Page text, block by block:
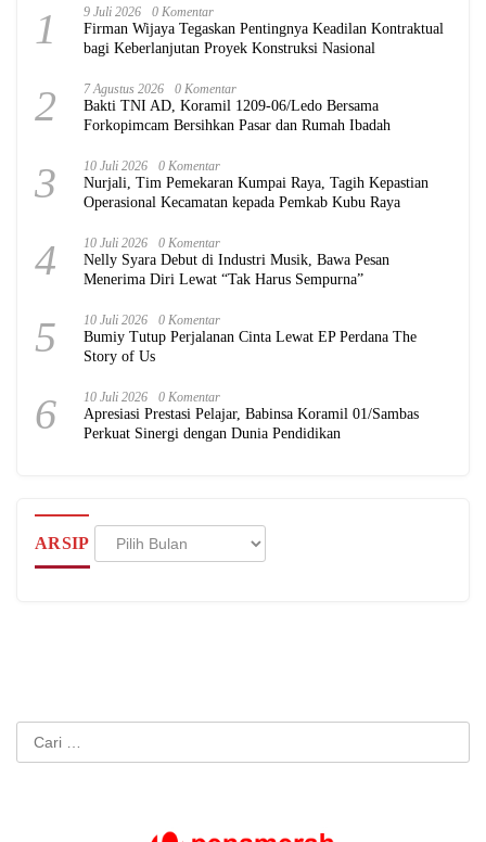
1 9 Juli 2026 0 Komentar
Firman Wijaya Tegaskan Pentingnya Keadilan Kontraktual
bagi Keberlanjutan Proyek Konstruksi Nasional
2 7 Agustus 2026 0 Komentar
Bakti TNI AD, Koramil 1209-06/Ledo Bersama
Forkopimcam Bersihkan Pasar dan Rumah Ibadah
3 10 Juli 2026 0 Komentar
Nurjali, Tim Pemekaran Kumpai Raya, Tagih Kepastian
Operasional Kecamatan kepada Pemkab Kubu Raya
4 10 Juli 2026 0 Komentar
Nelly Syara Debut di Industri Musik, Bawa Pesan
Menerima Diri Lewat “Tak Harus Sempurna”
5 10 Juli 2026 0 Komentar
Bumiy Tutup Perjalanan Cinta Lewat EP Perdana The
Story of Us
6 10 Juli 2026 0 Komentar
Apresiasi Prestasi Pelajar, Babinsa Koramil 01/Sambas
Perkuat Sinergi dengan Dunia Pendidikan
ARSIP
Arsip